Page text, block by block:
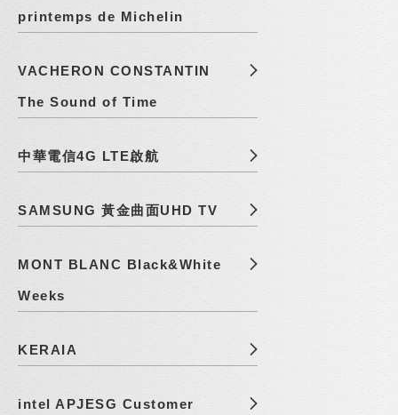
printemps de Michelin
VACHERON CONSTANTIN
The Sound of Time
中華電信4G LTE啟航
SAMSUNG 黃金曲面UHD TV
MONT BLANC Black&White
Weeks
KERAIA
intel APJESG Customer